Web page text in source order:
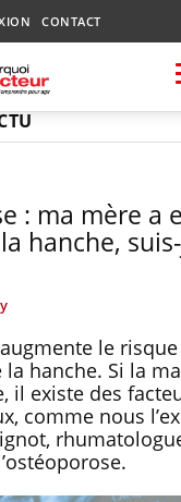
CONTACT
: ma mère a
hanche,
le
hanche. Si la
il existe des
comme nous